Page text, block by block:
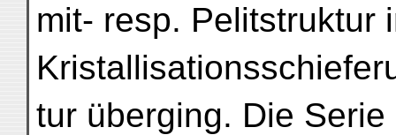
mit- resp. Pelitstruktur
tur überging. Die